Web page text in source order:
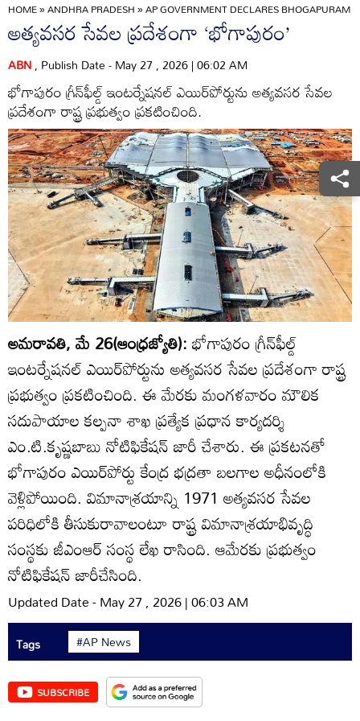
HOME»ANDHRA PRADESH»AP GOVERNMENT DECLARES BHOGAPURAM
అత్యవసర సేవల ప్రదేశంగా ‘భోగాపురం’
ABN, Publish Date - May 27 , 2026 | 06:02 AM
భోగాపురం గ్రీన్‌ఫీల్డ్‌ ఇంటర్నేషనల్‌ ఎయిర్‌పోర్టును అత్యవసర సేవల
ప్రదేశంగా రాష్ట్ర ప్రభుత్వం ప్రకటించింది.
అమరావతి, మే 26(ఆంధ్రజ్యోతి):భోగాపురం గ్రీన్‌ఫీల్డ్‌
ఇంటర్నేషనల్‌ ఎయిర్‌పోర్టును అత్యవసర సేవల ప్రదేశంగా రాష్ట్ర
ప్రభుత్వం ప్రకటించింది. ఈ మేరకు మంగళవారం మౌలిక
సదుపాయాల కల్పనా శాఖ ప్రత్యేక ప్రధాన కార్యదర్శి
ఎం.టి.కృష్ణబాబు నోటిఫికేషన్‌ జారీ చేశారు. ఈ ప్రకటనతో
భోగాపురం ఎయిర్‌పోర్టు కేంద్ర భద్రతా బలగాల అధీనంలోకి
వెళ్లిపోయింది. విమానాశ్రయాన్ని 1971 అత్యవసర సేవల
పరిధిలోకి తీసుకురావాలంటూ రాష్ట్ర విమానాశ్రయాభివృద్ధి
సంస్థకు జీఎంఆర్‌ సంస్థ లేఖ రాసింది. ఆమేరకు ప్రభుత్వం
నోటిఫికేషన్‌ జారీచేసింది.
Updated Date - May 27 , 2026 | 06:03 AM
Tags #AP News
SUBSCRIBE